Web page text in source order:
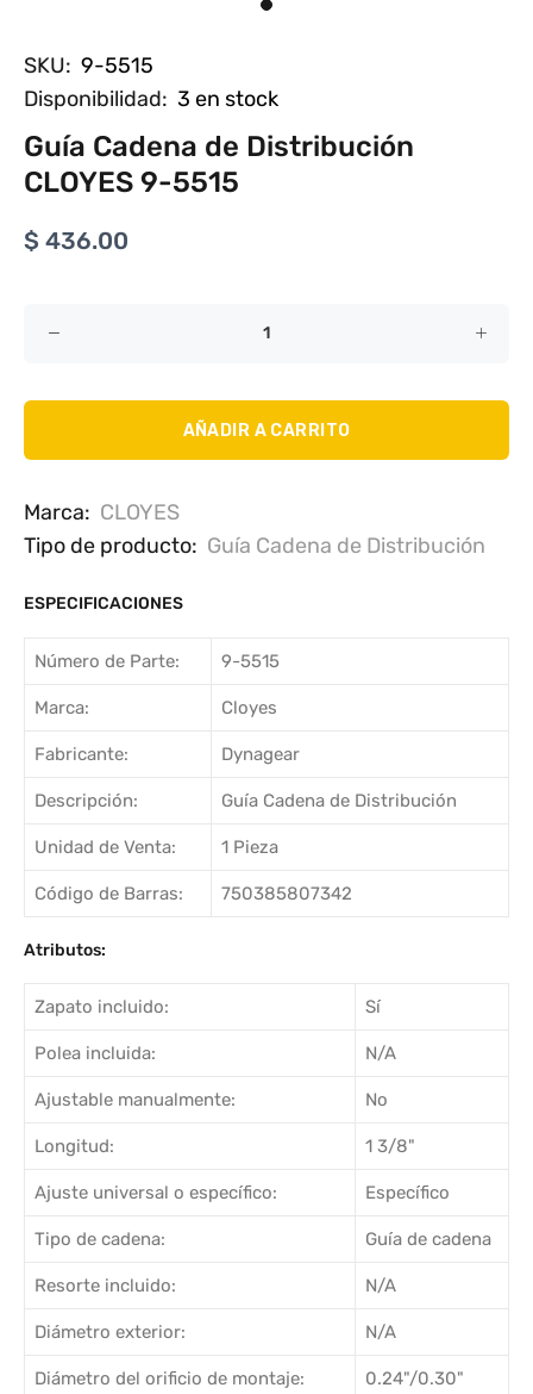
SKU: 9-5515
Disponibilidad: 3 en stock
Guía Cadena de Distribución
CLOYES 9-5515
$ 436.00
AÑADIR A CARRITO
Marca: CLOYES
Tipo de producto: Guía Cadena de Distribución
ESPECIFICACIONES
Número de Parte: 9-5515
Marca: Cloyes
Fabricante: Dynagear
Descripción: Guía Cadena de Distribución
Unidad de Venta: 1 Pieza
Código de Barras: 750385807342
Atributos:
Zapato incluido: Sí
Polea incluida: N/A
Ajustable manualmente: No
Longitud: 1 3/8"
Ajuste universal o específico: Específico
Tipo de cadena: Guía de cadena
Resorte incluido: N/A
Diámetro exterior: N/A
Diámetro del orificio de montaje: 0.24"/0.30"